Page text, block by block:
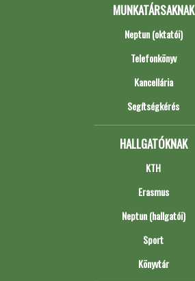
MUNKATÁRSAKNAK
Neptun (oktatói)
Telefonkönyv
Kancellária
Segítségkérés
HALLGATÓKNAK
KTH
Erasmus
Neptun (hallgatói)
Sport
Könyvtár